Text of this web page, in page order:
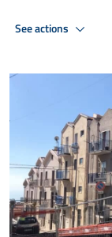
See actions